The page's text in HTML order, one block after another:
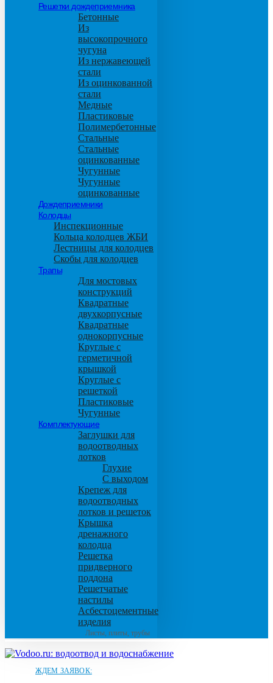
Решетки дождеприемника
Бетонные
Из
высокопрочного
чугуна
Из нержавеющей
стали
Из оцинкованной
стали
Медные
Пластиковые
Полимербетонные
Стальные
Стальные
оцинкованные
Чугунные
Чугунные
оцинкованные
Дождеприемники
Колодцы
Инспекционные
Кольца колодцев ЖБИ
Лестницы для колодцев
Скобы для колодцев
Трапы
Для мостовых
конструкций
Квадратные
двухкорпусные
Квадратные
однокорпусные
Круглые с
герметичной
крышкой
Круглые с
решеткой
Пластиковые
Чугунные
Комплектующие
Заглушки для
водоотводных
лотков
Глухие
С выходом
Крепеж для
водоотводных
лотков и решеток
Крышка
дренажного
колодца
Решетка
придверного
поддона
Решетчатые
настилы
Асбестоцементные
изделия
Листы, плиты, трубы
ЖДЕМ ЗАЯВОК: